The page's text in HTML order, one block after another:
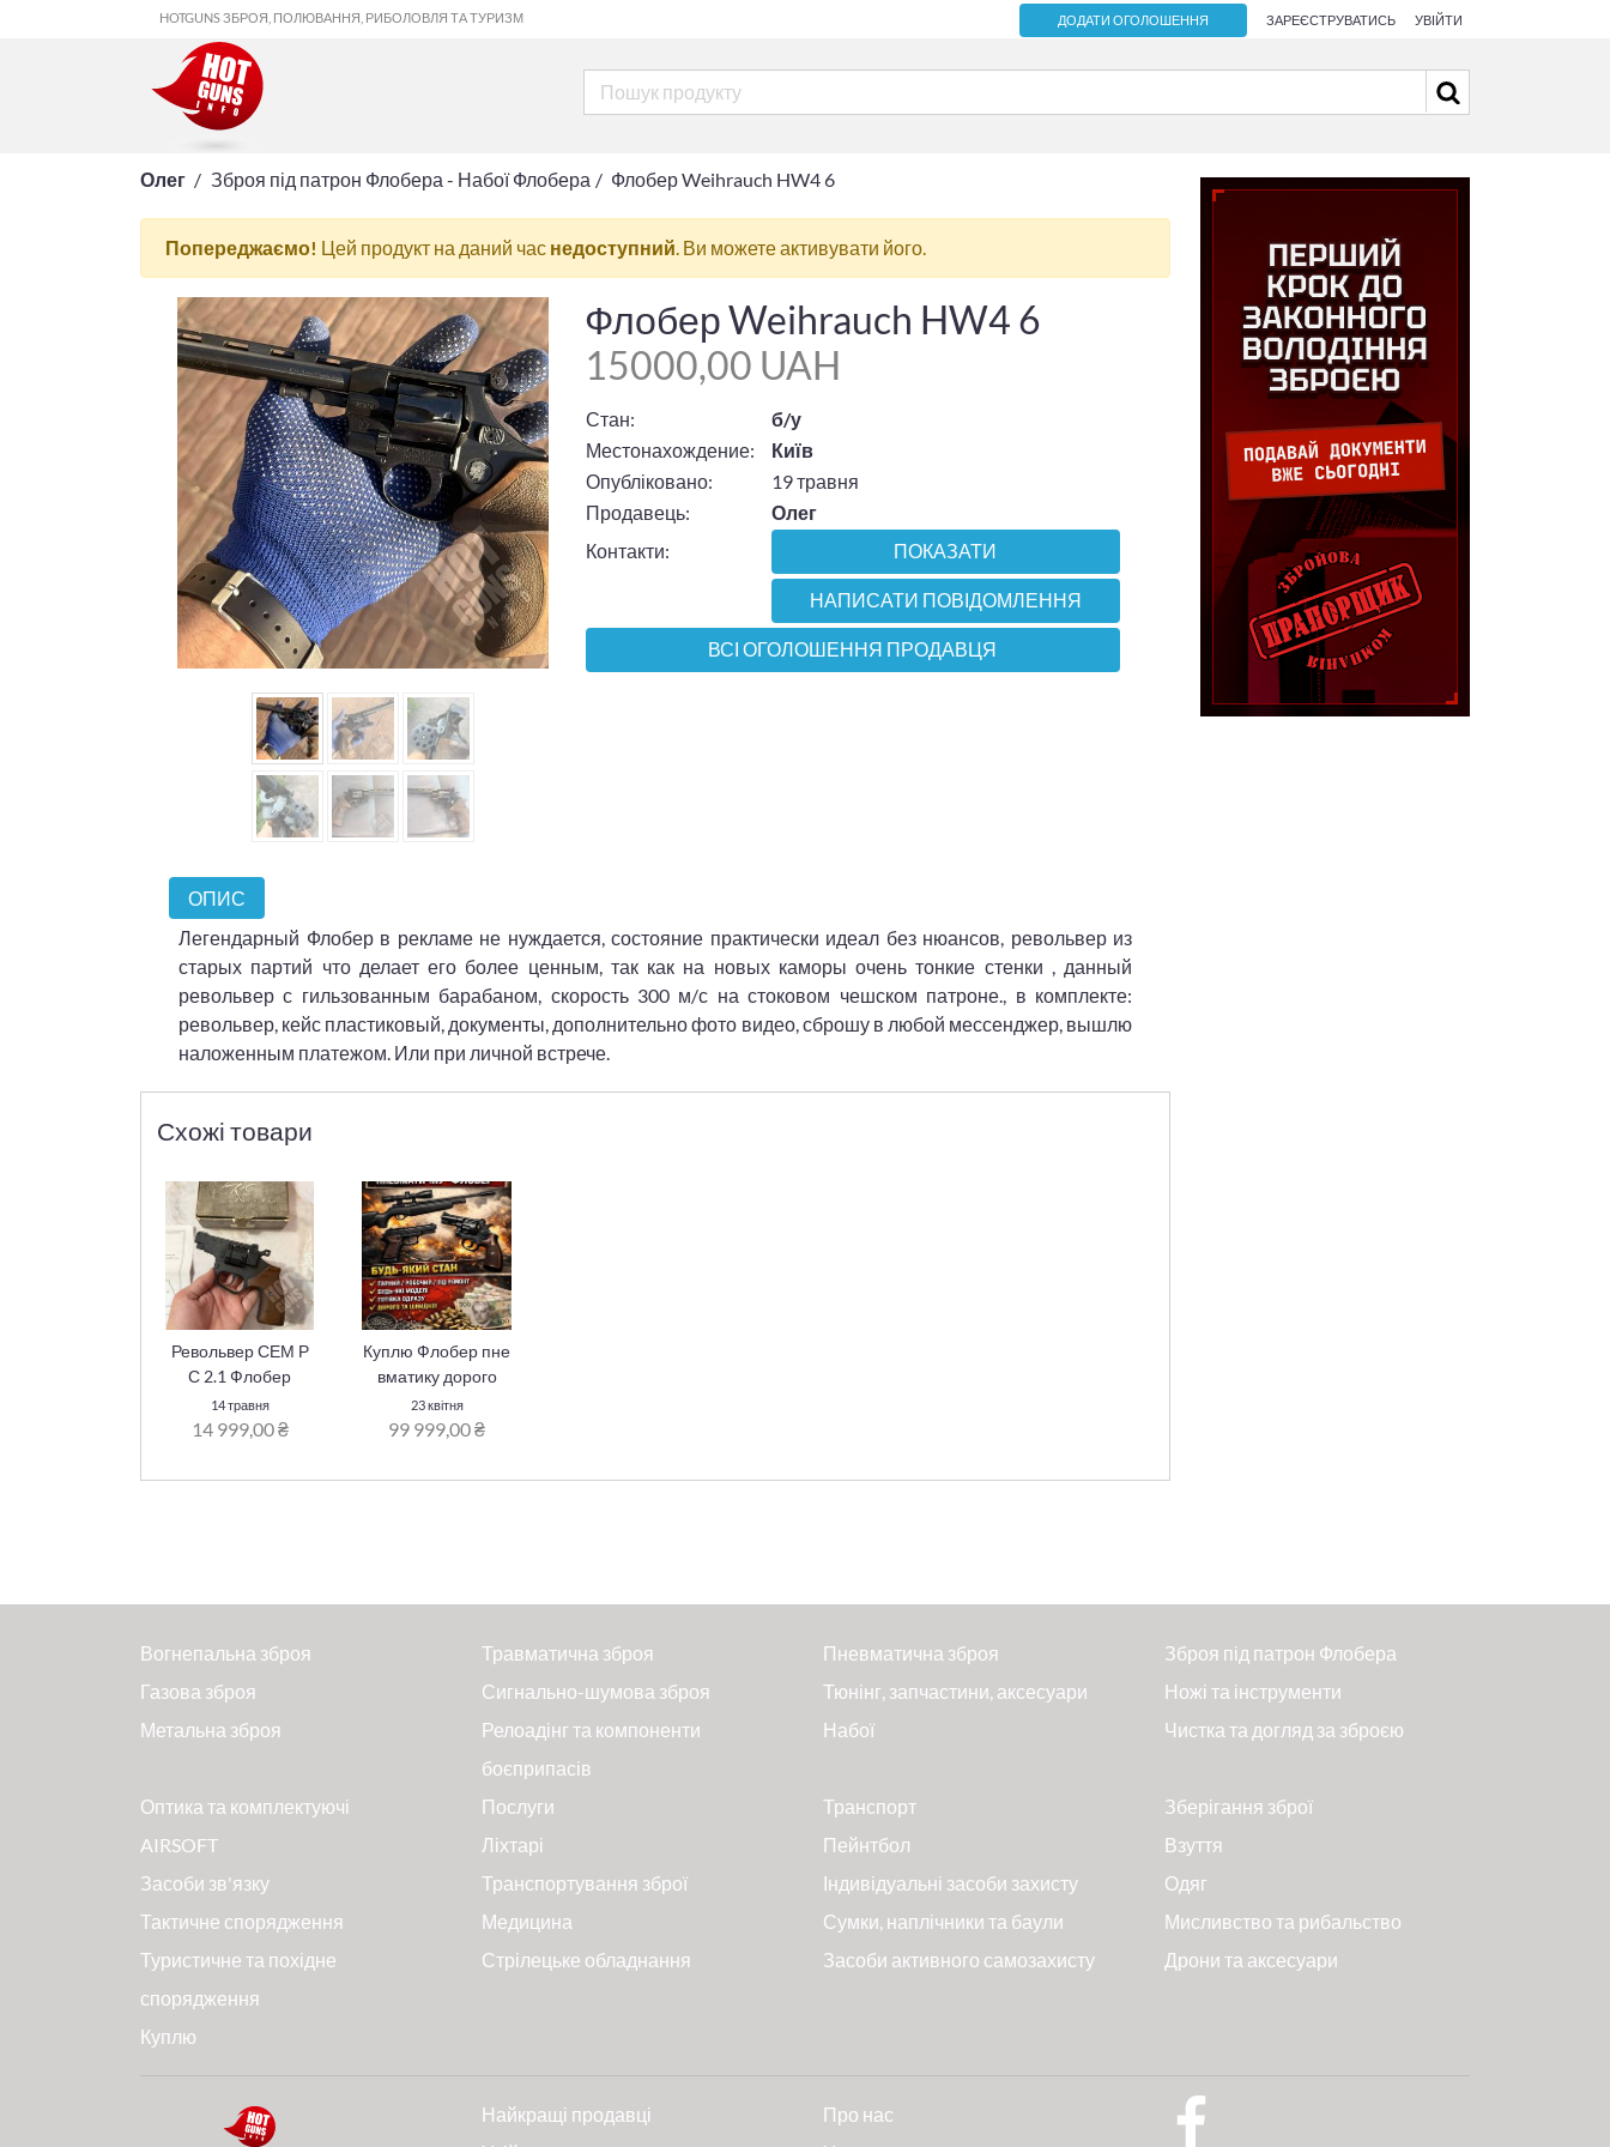
HOTGUNS ЗБРОЯ, ПОЛЮВАННЯ, РИБОЛОВЛЯ ТА ТУРИЗМ ДОДАТИ ОГОЛОШЕННЯ ЗАРЕЄСТРУВАТИСЬ УВІЙТИ
Олег Зброя під патрон Флобера - Набої Флобера Флобер Weihrauch HW4 6
Попереджаємо! Цей продукт на даний час недоступний. Ви можете активувати його.
Флобер Weihrauch HW4 6
15000,00 UAH
Стан:
б/у
Местонахождение:
Київ
Опубліковано:
19 травня
Продавець:
Олег
Контакти:
ПОКАЗАТИ
НАПИСАТИ ПОВІДОМЛЕННЯ
ВСІ ОГОЛОШЕННЯ ПРОДАВЦЯ
ОПИС
Легендарный Флобер в рекламе не нуждается, состояние практически идеал без нюансов, револьвер из
старых партий что делает его более ценным, так как на новых каморы очень тонкие стенки , данный
револьвер с гильзованным барабаном, скорость 300 м/с на стоковом чешском патроне., в комплекте:
револьвер, кейс пластиковый, документы, дополнительно фото видео, сброшу в любой мессенджер, вышлю
наложенным платежом. Или при личной встрече.
Схожі товари
Револьвер СЕМ Р
С 2.1 Флобер
14 травня
14 999,00 ₴
Куплю Флобер пне
вматику дорого
23 квітня
99 999,00 ₴
Вогнепальна зброя Травматична зброя Пневматична зброя
Зброя під патрон Флобера
Газова зброя
Сигнально-шумова зброя Тюнінг, запчастини, аксесуари
Ножі та інструменти
Метальна зброя
Релоадінг та компоненти
боєприпасів
Набої Чистка та догляд за зброєю
Оптика та комплектуючі Послуги Транспорт
Зберігання зброї
AIRSOFT
Ліхтарі Пейнтбол
Взуття
Засоби зв'язку
Транспортування зброї Індивідуальні засоби захисту
Одяг
Тактичне спорядження
Медицина Сумки, наплічники та баули
Мисливство та рибальство
Туристичне та похідне
спорядження
Стрілецьке обладнання Засоби активного самозахисту Дрони та аксесуари
Куплю
Найкращі продавці
Про нас